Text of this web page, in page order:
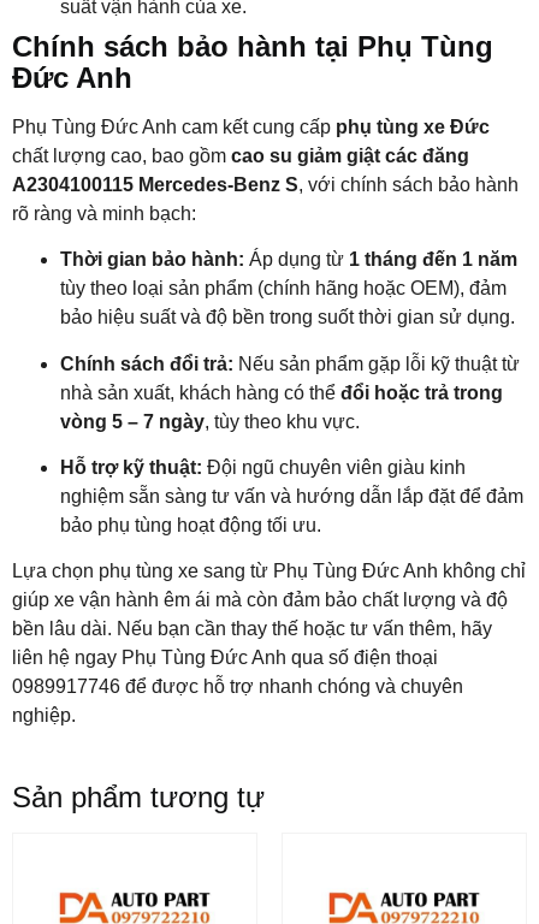
suất vận hành của xe.
Chính sách bảo hành tại Phụ Tùng
Đức Anh
Phụ Tùng Đức Anh cam kết cung cấp phụ tùng xe Đức
chất lượng cao, bao gồm cao su giảm giật các đăng
A2304100115 Mercedes-Benz S, với chính sách bảo hành
rõ ràng và minh bạch:
Thời gian bảo hành: Áp dụng từ 1 tháng đến 1 năm
tùy theo loại sản phẩm (chính hãng hoặc OEM), đảm
bảo hiệu suất và độ bền trong suốt thời gian sử dụng.
Chính sách đổi trả: Nếu sản phẩm gặp lỗi kỹ thuật từ
nhà sản xuất, khách hàng có thể đổi hoặc trả trong
vòng 5 – 7 ngày, tùy theo khu vực.
Hỗ trợ kỹ thuật: Đội ngũ chuyên viên giàu kinh
nghiệm sẵn sàng tư vấn và hướng dẫn lắp đặt để đảm
bảo phụ tùng hoạt động tối ưu.
Lựa chọn phụ tùng xe sang từ Phụ Tùng Đức Anh không chỉ
giúp xe vận hành êm ái mà còn đảm bảo chất lượng và độ
bền lâu dài. Nếu bạn cần thay thế hoặc tư vấn thêm, hãy
liên hệ ngay Phụ Tùng Đức Anh qua số điện thoại
0989917746 để được hỗ trợ nhanh chóng và chuyên
nghiệp.
Sản phẩm tương tự